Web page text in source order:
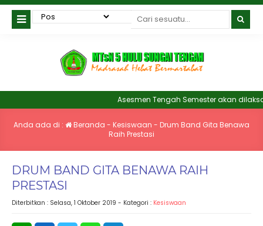
Asesmen Tengah Semester akan
Anda ada di : Beranda - Kesiswaan - Drum Band Gita Benawa
Raih Prestasi
DRUM BAND GITA BENAWA RAIH
PRESTASI
Diterbitkan : Selasa, 1 Oktober 2019 - Kategori : Kesiswaan